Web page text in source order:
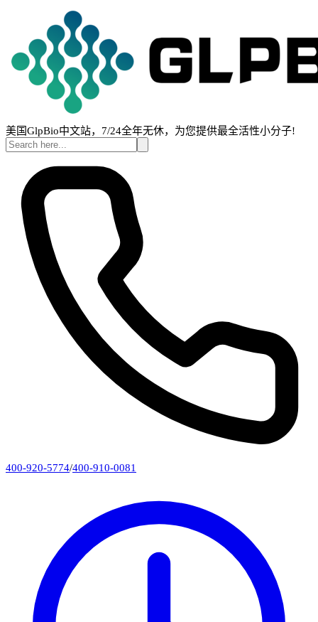
美国GlpBio中文站，7/24全年无休，为您提供最全活性小分子!
400-920-5774/400-910-0081